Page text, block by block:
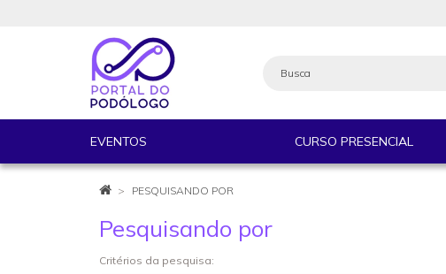
EVENTOS CURSO PRESENCIAL
PESQUISANDO POR
Pesquisando por
Critérios da pesquisa: